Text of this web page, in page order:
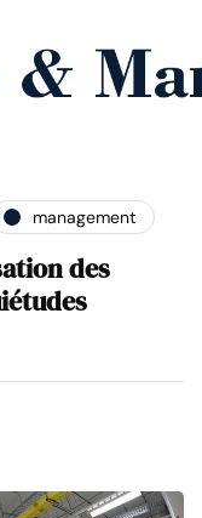
management
des